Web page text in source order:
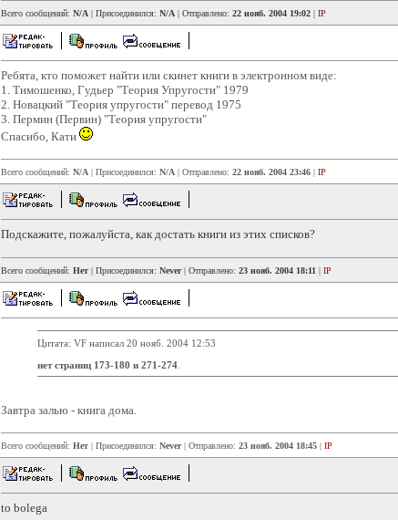
Всего сообщений: N/A | Присоединился: N/A | Отправлено: 22 нояб. 2004 19:02 | IP
Ребята, кто поможет найти или скинет книги в электронном виде:
1. Тимошенко, Гудьер "Теория Упругости" 1979
2. Новацкий "Теория упругости" перевод 1975
3. Пермин (Первин) "Теория упругости"
Спасибо, Кати
Всего сообщений: N/A | Присоединился: N/A | Отправлено: 22 нояб. 2004 23:46 | IP
Подскажите, пожалуйста, как достать книги из этих списков?
Всего сообщений: Нет | Присоединился: Never| Отправлено: 23 нояб. 2004 18:11 | IP
Цитата: VF написал 20 нояб. 2004 12:53
нет страниц 173-180 и 271-274
Завтра залью - книга дома.
Всего сообщений: Нет | Присоединился: Never| Отправлено: 23 нояб. 2004 18:45 | IP
to bolega